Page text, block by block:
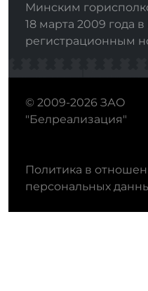
Минским
18 марта 2009 года
регистрационным
© 2009-2026 ЗАО
"Белреализация"
Политика в
персональных